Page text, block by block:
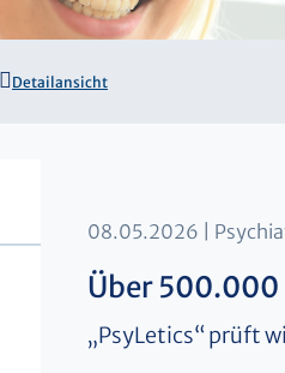
Detailansicht
08.05.2026
Über 500.000
„PsyLetics“ prüft